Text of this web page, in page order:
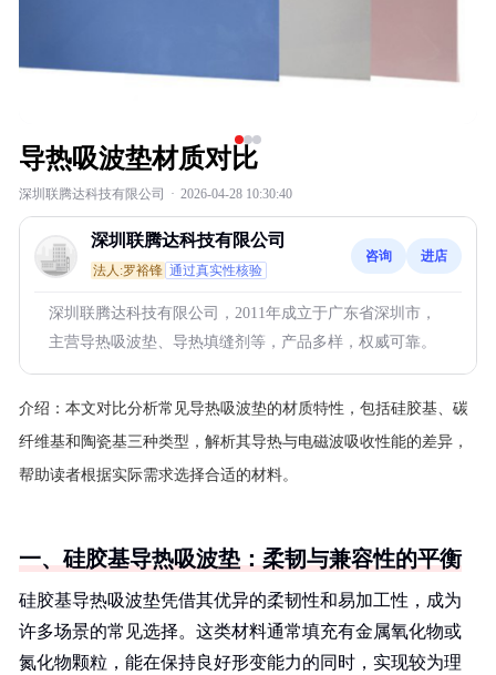
导热吸波垫材质对比
深圳联腾达科技有限公司 · 2026-04-28 10:30:40
深圳联腾达科技有限公司
法人:罗裕锋 通过真实性核验
咨询 进店
深圳联腾达科技有限公司，2011年成立于广东省深圳市，
主营导热吸波垫、导热填缝剂等，产品多样，权威可靠。
介绍： 本文对比分析常见导热吸波垫的材质特性，包括硅胶基、碳
纤维基和陶瓷基三种类型，解析其导热与电磁波吸收性能的差异，
帮助读者根据实际需求选择合适的材料。
一、硅胶基导热吸波垫：柔韧与兼容性的平衡
硅胶基导热吸波垫凭借其优异的柔韧性和易加工性，成为
许多场景的常见选择。这类材料通常填充有金属氧化物或
氮化物颗粒，能在保持良好形变能力的同时，实现较为理